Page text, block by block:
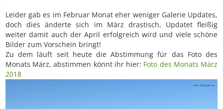
Leider gab es im Februar Monat eher weniger Galerie Updates,
doch dies änderte sich im März drastisch, Updatet fleißig
weiter damit auch der April erfolgreich wird und viele schöne
Bilder zum Vorschein bringt!
Zu dem läuft seit heute die Abstimmung für das Foto des
Monats März, abstimmen könnt ihr hier: Foto des Monats März
2018